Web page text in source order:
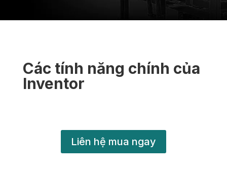
Các tính năng chính của
Inventor
Liên hệ mua ngay